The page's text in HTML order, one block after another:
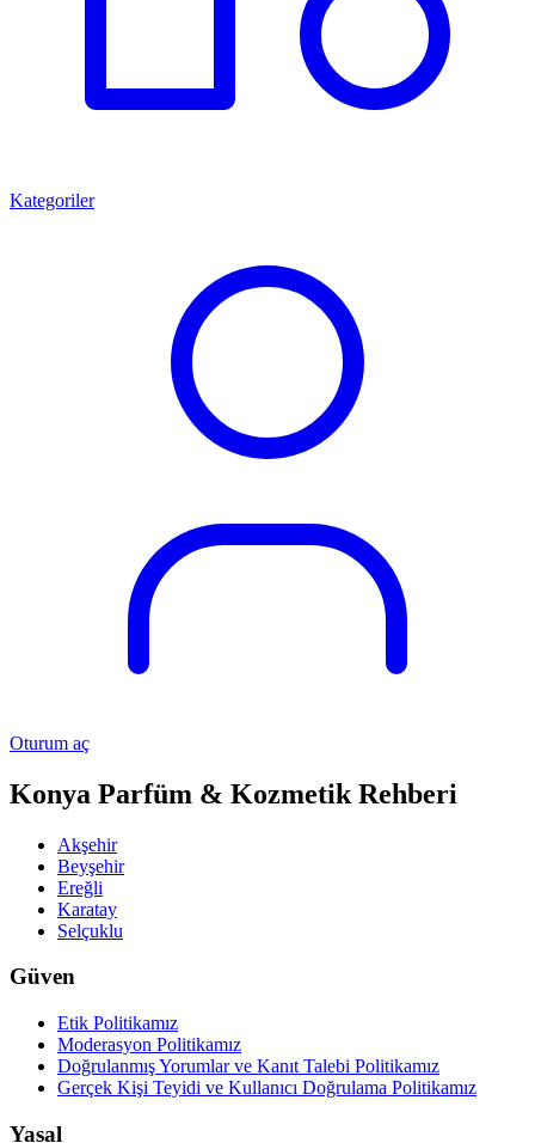
Kategoriler
Oturum aç
Konya Parfüm & Kozmetik Rehberi
Akşehir
Beyşehir
Ereğli
Karatay
Selçuklu
Güven
Etik Politikamız
Moderasyon Politikamız
Doğrulanmış Yorumlar ve Kanıt Talebi Politikamız
Gerçek Kişi Teyidi ve Kullanıcı Doğrulama Politikamız
Yasal